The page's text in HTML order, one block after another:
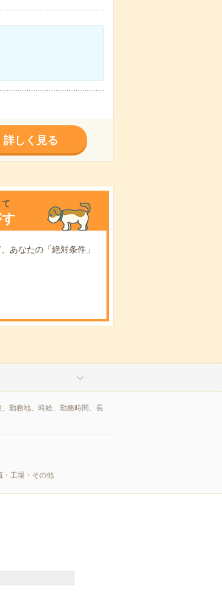
詳しく見る
あなたの「絶対条件」
勤務地、時給、勤務時間、長
・工場・その他